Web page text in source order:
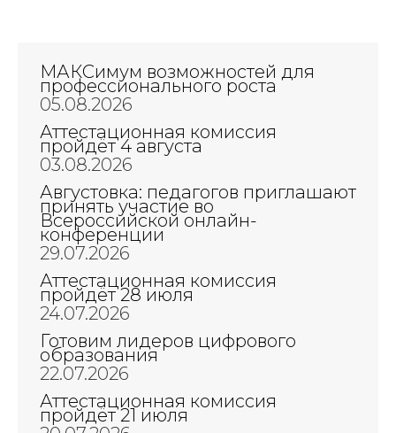
МАКСимум возможностей для
профессионального роста
05.08.2026
Аттестационная комиссия
пройдёт 4 августа
03.08.2026
Августовка: педагогов приглашают
принять участие во
Всероссийской онлайн-
конференции
29.07.2026
Аттестационная комиссия
пройдёт 28 июля
24.07.2026
Готовим лидеров цифрового
образования
22.07.2026
Аттестационная комиссия
пройдёт 21 июля